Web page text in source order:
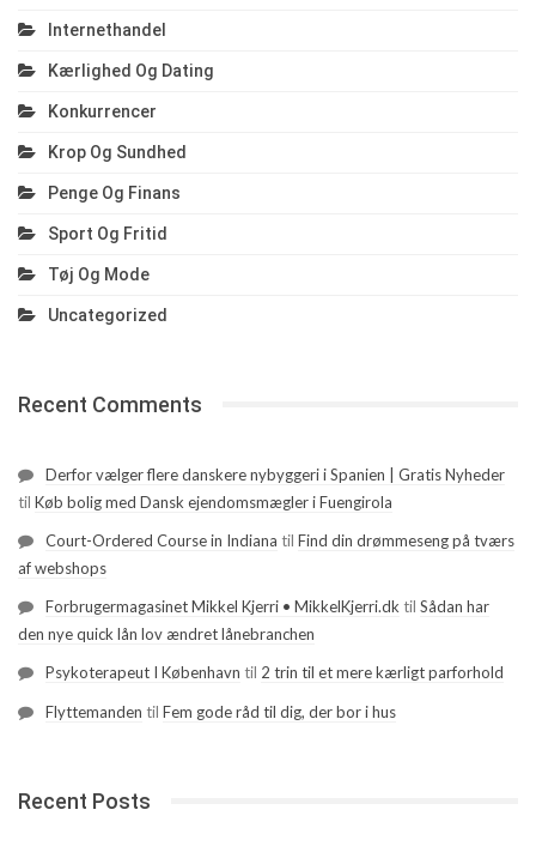
Internethandel
Kærlighed Og Dating
Konkurrencer
Krop Og Sundhed
Penge Og Finans
Sport Og Fritid
Tøj Og Mode
Uncategorized
Recent Comments
Derfor vælger flere danskere nybyggeri i Spanien | Gratis Nyheder
til Køb bolig med Dansk ejendomsmægler i Fuengirola
Court-Ordered Course in Indiana til Find din drømmeseng på tværs
af webshops
Forbrugermagasinet Mikkel Kjerri • MikkelKjerri.dk til Sådan har
den nye quick lån lov ændret lånebranchen
Psykoterapeut I København til 2 trin til et mere kærligt parforhold
Flyttemanden til Fem gode råd til dig, der bor i hus
Recent Posts